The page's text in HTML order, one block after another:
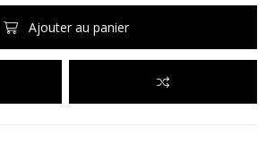
Ajouter au panier